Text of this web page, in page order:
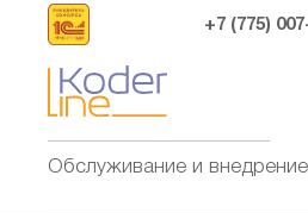
Обслуживание и внедрение
+7 (775)